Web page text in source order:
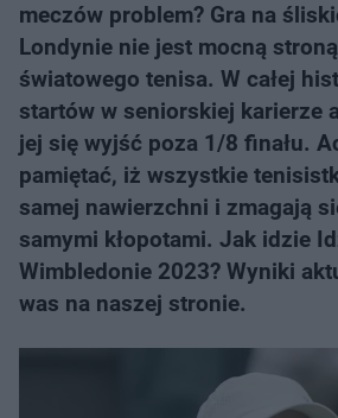
meczów problem? Gra na
Londynie nie jest mocną
światowego tenisa. W całej
startów w seniorskiej karierze
jej się wyjść poza 1/8 finału.
pamiętać, iż wszystkie
samej nawierzchni i zmagają
samymi kłopotami. Jak idzie
Wimbledonie 2023? Wyniki
was na naszej stronie.